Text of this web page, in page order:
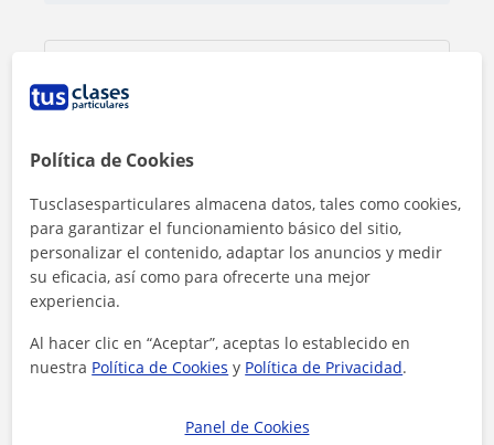
Al hacer clic, aceptas nuestro aviso legaly de privacidad
Contactar ahora
Política de Cookies
Tusclasesparticulares almacena datos, tales como cookies,
para garantizar el funcionamiento básico del sitio,
personalizar el contenido, adaptar los anuncios y medir
su eficacia, así como para ofrecerte una mejor
experiencia.
Al hacer clic en “Aceptar”, aceptas lo establecido en
nuestra Política de Cookies y Política de Privacidad.
Panel de Cookies